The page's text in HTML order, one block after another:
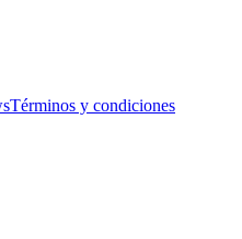
Términos y condiciones